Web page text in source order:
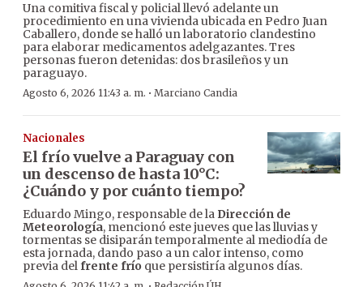
Una comitiva fiscal y policial llevó adelante un
procedimiento en una vivienda ubicada en Pedro Juan
Caballero, donde se halló un laboratorio clandestino
para elaborar medicamentos adelgazantes. Tres
personas fueron detenidas: dos brasileños y un
paraguayo.
Agosto 6, 2026 11:43 a. m. · Marciano Candia
Nacionales
El frío vuelve a Paraguay con
un descenso de hasta 10°C:
¿Cuándo y por cuánto tiempo?
Eduardo Mingo, responsable de la Dirección de
Meteorología, mencionó este jueves que las lluvias y
tormentas se disiparán temporalmente al mediodía de
esta jornada, dando paso a un calor intenso, como
previa delfrente frío que persistiría algunos días.